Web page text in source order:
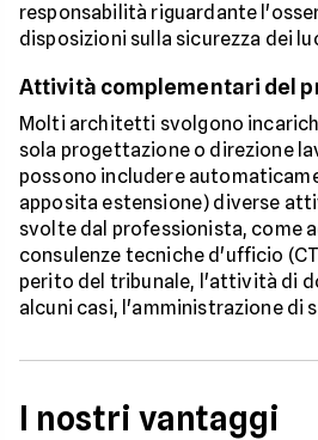
responsabilità riguardante
disposizioni sulla sicurezza dei
Attività complementari del
Molti architetti svolgono
sola progettazione o direzione
possono includere
apposita estensione) diverse
svolte dal professionista, come
consulenze tecniche d'ufficio
perito del tribunale, l'attività di
alcuni casi, l'amministrazione di
I nostri vantaggi